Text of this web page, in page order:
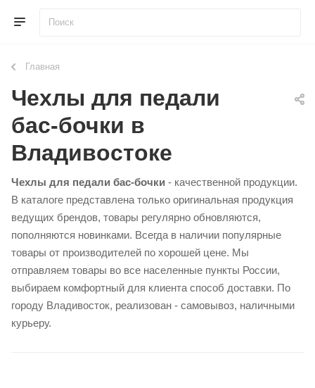
Главная
Чехлы для педали
бас-бочки в
Владивостоке
Чехлы для педали бас-бочки - качественной продукции.
В каталоге представлена только оригинальная продукция
ведущих брендов, товары регулярно обновляются,
пополняются новинками. Всегда в наличии популярные
товары от производителей по хорошей цене. Мы
отправляем товары во все населенные пункты России,
выбираем комфортный для клиента способ доставки. По
городу Владивосток, реализован - самовывоз, наличными
курьеру.